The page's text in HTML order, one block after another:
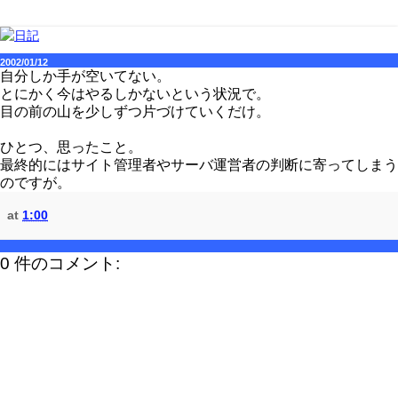
2002/01/12
自分しか手が空いてない。
とにかく今はやるしかないという状況で。
目の前の山を少しずつ片づけていくだけ。
ひとつ、思ったこと。
最終的にはサイト管理者やサーバ運営者の判断に寄ってしまう
のですが。
at 1:00
0 件のコメント: